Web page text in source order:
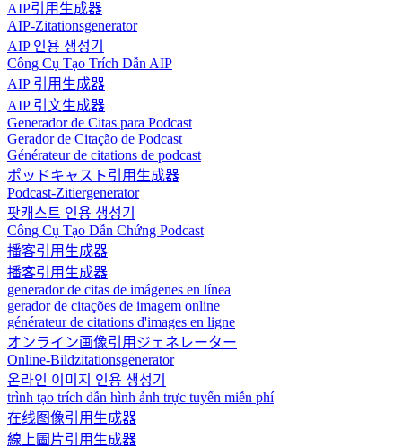
AIP引用生成器
AIP-Zitationsgenerator
AIP 인용 생성기
Công Cụ Tạo Trích Dẫn AIP
AIP 引用生成器
AIP 引文生成器
Generador de Citas para Podcast
Gerador de Citação de Podcast
Générateur de citations de podcast
ポッドキャスト引用生成器
Podcast-Zitiergenerator
팟캐스트 인용 생성기
Công Cụ Tạo Dẫn Chứng Podcast
播客引用生成器
播客引用生成器
generador de citas de imágenes en línea
gerador de citações de imagem online
générateur de citations d'images en ligne
オンライン画像引用ジェネレーター
Online-Bildzitationsgenerator
온라인 이미지 인용 생성기
trình tạo trích dẫn hình ảnh trực tuyến miễn phí
在线图像引用生成器
線上圖片引用生成器